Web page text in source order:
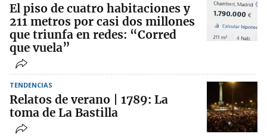
El piso de cuatro habitaciones y
211 metros por casi dos millones
que triunfa en redes: “Corred
que vuela”
TENDENCIAS
Relatos de verano | 1789: La
toma de La Bastilla